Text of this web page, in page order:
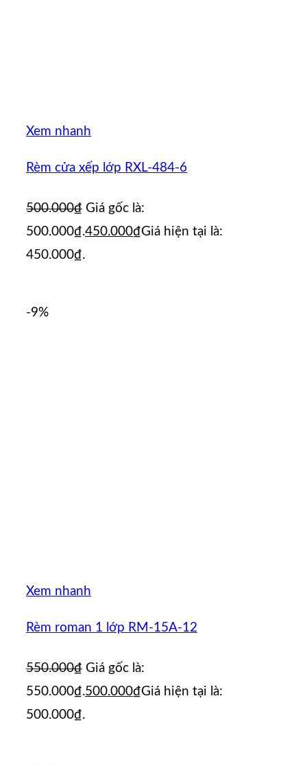
Xem nhanh
Rèm cửa xếp lớp RXL-484-6
500.000₫ Giá gốc là:
500.000₫.450.000₫Giá hiện tại là:
450.000₫.
-9%
Xem nhanh
Rèm roman 1 lớp RM-15A-12
550.000₫ Giá gốc là:
550.000₫.500.000₫Giá hiện tại là:
500.000₫.